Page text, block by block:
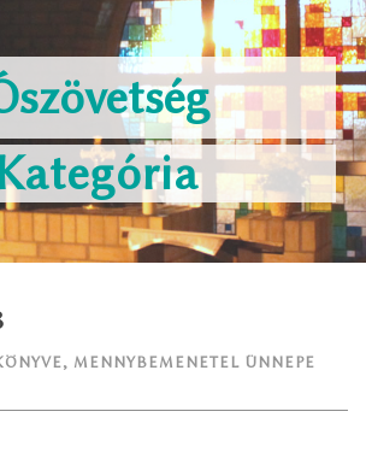
, MENNYBEMENETEL ÜNNEPE